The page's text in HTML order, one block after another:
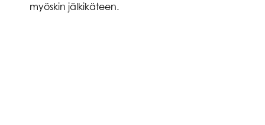
myöskin jälkikäteen.